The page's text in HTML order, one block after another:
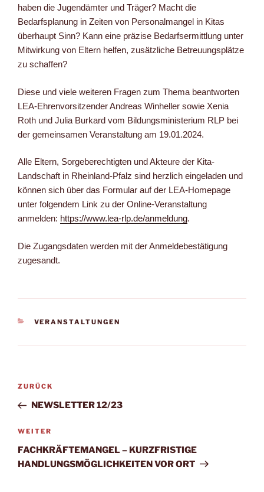
haben die Jugendämter und Träger? Macht die
Bedarfsplanung in Zeiten von Personalmangel in Kitas
überhaupt Sinn? Kann eine präzise Bedarfsermittlung unter
Mitwirkung von Eltern helfen, zusätzliche Betreuungsplätze
zu schaffen?
Diese und viele weiteren Fragen zum Thema beantworten
LEA-Ehrenvorsitzender Andreas Winheller sowie Xenia
Roth und Julia Burkard vom Bildungsministerium RLP bei
der gemeinsamen Veranstaltung am 19.01.2024.
Alle Eltern, Sorgeberechtigten und Akteure der Kita-
Landschaft in Rheinland-Pfalz sind herzlich eingeladen und
können sich über das Formular auf der LEA-Homepage
unter folgendem Link zu der Online-Veranstaltung
anmelden: https://www.lea-rlp.de/anmeldung.
Die Zugangsdaten werden mit der Anmeldebestätigung
zugesandt.
KATEGORIEN
VERANSTALTUNGEN
Beitragsnavigation
Vorheriger
Beitrag
ZURÜCK
NEWSLETTER 12/23
Nächster
Beitrag
WEITER
FACHKRÄFTEMANGEL – KURZFRISTIGE
HANDLUNGSMÖGLICHKEITEN VOR ORT